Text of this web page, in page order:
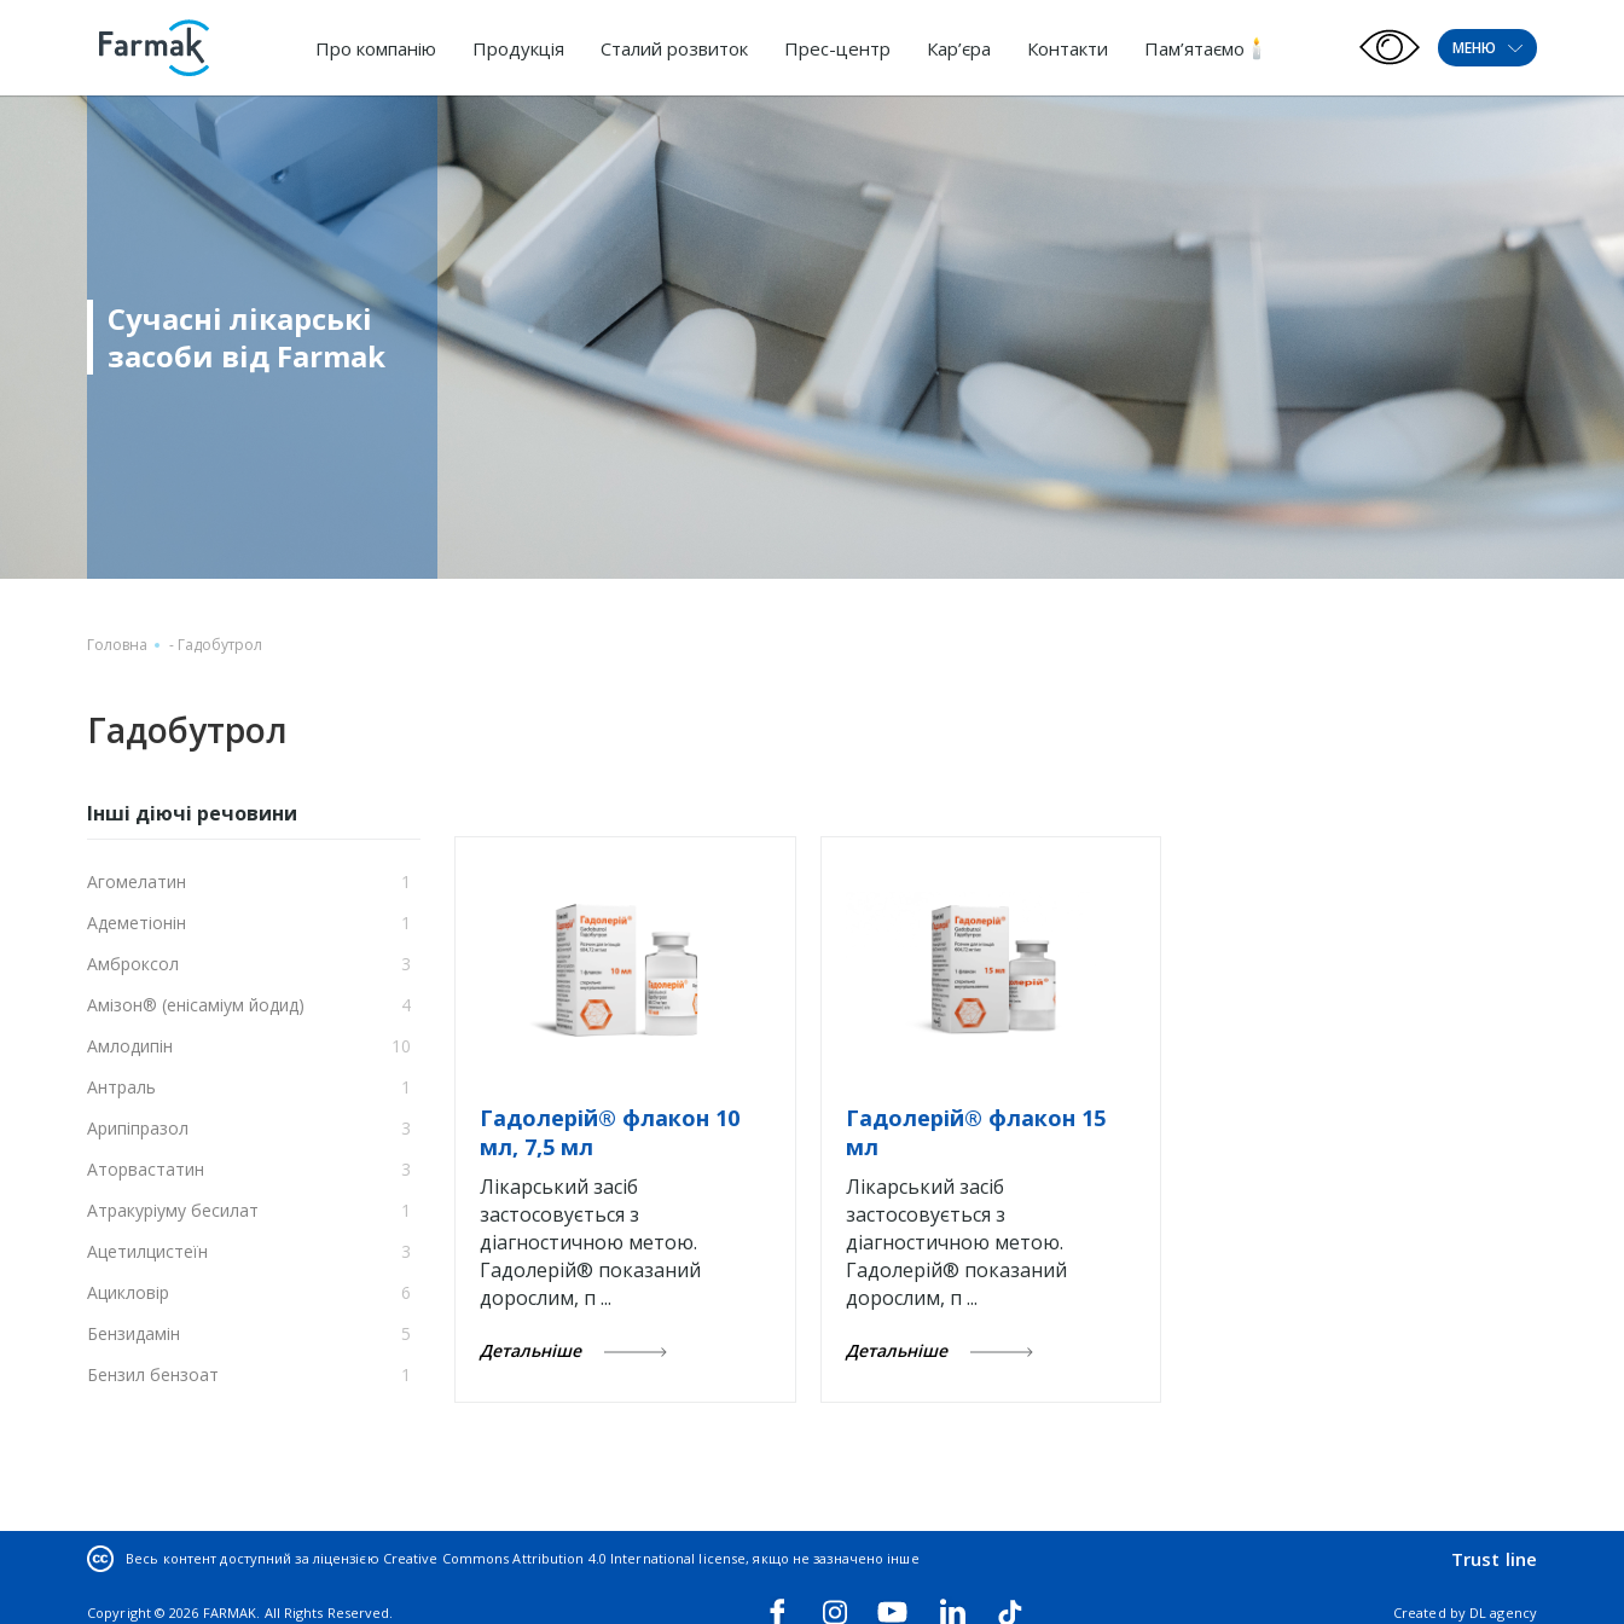
Про компанію Продукція Сталий розвиток Прес-центр Кар’єра Контакти Пам’ятаємо МЕНЮ
Сучасні лікарські
засоби від Farmak
Головна - Гадобутрол
Гадобутрол
Інші діючі речовини
Агомелатин
1
Адеметіонін
1
Амброксол
3
Амізон® (енісаміум йодид)
4
Амлодипін
10
Антраль
1
Арипіпразол
3
Аторвастатин
3
Атракуріуму бесилат
1
Ацетилцистеїн
3
Ацикловір
6
Бензидамін
5
Бензил бензоат
1
Бетаметазон
3
Біластин
Гадолерій® флакон 10
мл, 7,5 мл
Лікарський засіб
застосовується з
діагностичною метою.
Гадолерій® показаний
дорослим, п ...
Детальніше
Гадолерій® флакон 15
мл
Лікарський засіб
застосовується з
діагностичною метою.
Гадолерій® показаний
дорослим, п ...
Детальніше
Весь контент доступний за ліцензією Creative Commons Attribution 4.0 International license, якщо не зазначено інше Trust line
Copyright © 2026 FARMAK. All Rights Reserved. Created by DL agency